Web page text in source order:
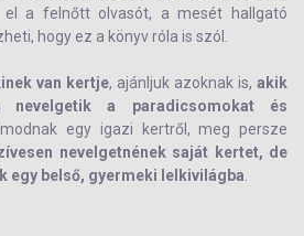
el a felnőtt olvasót, a mesét hallgató
hogy ez a könyv róla is szól.
van kertje, ajánljuk azoknak is, akik
nevelgetik a paradicsomokat és
egy igazi kertről, meg persze
nevelgetnének saját kertet, de
egy belső, gyermeki lelkivilágba